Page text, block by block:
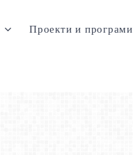
Проекти и програми